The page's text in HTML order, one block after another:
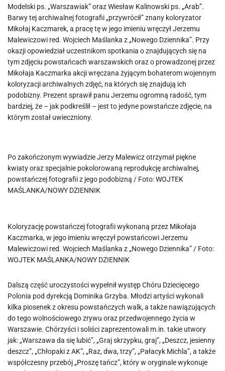
Modelski ps. „Warszawiak” oraz Wiesław Kalinowski ps. „Arab”.
Barwy tej archiwalnej fotografii „przywrócił” znany koloryzator
Mikołaj Kaczmarek, a pracę tę w jego imieniu wręczył Jerzemu
Malewiczowi red. Wojciech Maślanka z „Nowego Dziennika”. Przy
okazji opowiedział uczestnikom spotkania o znajdujących się na
tym zdjęciu powstańcach warszawskich oraz o prowadzonej przez
Mikołaja Kaczmarka akcji wręczana żyjącym bohaterom wojennym
koloryzacji archiwalnych zdjęć, na których się znajdują ich
podobizny. Prezent sprawił panu Jerzemu ogromną radość, tym
bardziej, że – jak podkreślił – jest to jedyne powstańcze zdjęcie, na
którym został uwieczniony.
Po zakończonym wywiadzie Jerzy Malewicz otrzymał piękne
kwiaty oraz specjalnie pokolorowaną reprodukcję archiwalnej,
powstańczej fotografii z jego podobizną / Foto: WOJTEK
MAŚLANKA/NOWY DZIENNIK
Koloryzację powstańczej fotografii wykonaną przez Mikołaja
Kaczmarka, w jego imieniu wręczył powstańcowi Jerzemu
Malewiczowi red. Wojciech Maślanka z „Nowego Dziennika” / Foto:
WOJTEK MAŚLANKA/NOWY DZIENNIK
Dalszą część uroczystości wypełnił występ Chóru Dziecięcego
Polonia pod dyrekcją Dominika Grzyba. Młodzi artyści wykonali
kilka piosenek z okresu powstańczych walk, a także nawiązujących
do tego wolnościowego zrywu oraz przedwojennego życia w
Warszawie. Chórzyści i soliści zaprezentowali m.in. takie utwory
jak: „Warszawa da się lubić”, „Graj skrzypku, graj”, „Deszcz, jesienny
deszcz”, „Chłopaki z AK”, „Raz, dwa, trzy”, „Pałacyk Michla”, a także
współczesny przebój „Proszę tańcz”, który w oryginale wykonuje